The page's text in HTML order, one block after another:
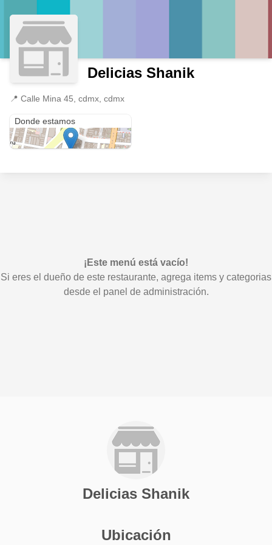
Delicias Shanik
📍 Calle Mina 45, cdmx, cdmx
Donde estamos
¡Este menú está vacío!
Si eres el dueño de este restaurante, agrega items y categorias
desde el panel de administración.
Delicias Shanik
Ubicación